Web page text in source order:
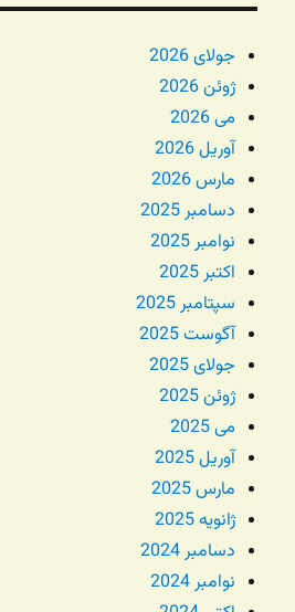
جولای 2026
ژوئن 2026
می 2026
آوریل 2026
مارس 2026
دسامبر 2025
نوامبر 2025
اکتبر 2025
سپتامبر 2025
آگوست 2025
جولای 2025
ژوئن 2025
می 2025
آوریل 2025
مارس 2025
ژانویه 2025
دسامبر 2024
نوامبر 2024